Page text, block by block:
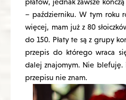
– październiku. W tym roku
więcej, mam już z 80
do 150. Płaty te są z grupy
przepis do którego wraca
dalej znajomym. Nie blefuję.
przepisu nie znam.